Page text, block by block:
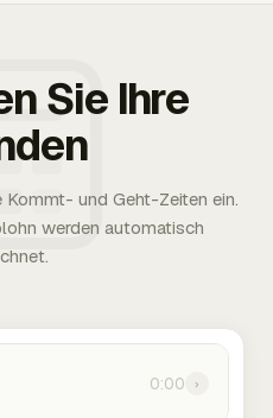
Sie Ihre
Kommt- und Geht-Zeiten ein.
werden automatisch
0:00 ›